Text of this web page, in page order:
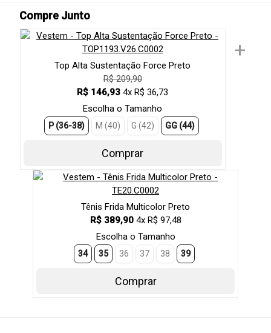
Compre Junto
Top Alta Sustentação Force Preto
R$ 209,90
R$ 146,93 4x R$ 36,73
Escolha o Tamanho
P (36-38) M (40) G (42) GG (44)
Comprar
+
Tênis Frida Multicolor Preto
R$ 389,90 4x R$ 97,48
Escolha o Tamanho
34 35 36 37 38 39
Comprar